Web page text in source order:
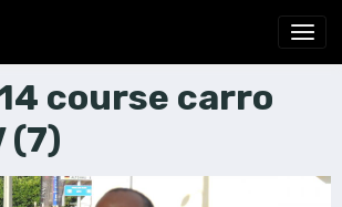
course carro
(7)